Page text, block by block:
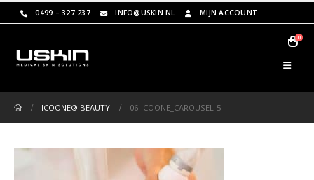
0499 – 327 237 INFO@USKIN.NL MIJN ACCOUNT
0
ICOONE® BEAUTY 06-ICOONE_CAROUSEL-5